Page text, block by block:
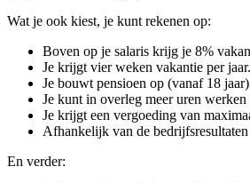
Wat je ook kiest, je kunt rekenen op:
Boven op je salaris krijg je 8%
Je krijgt vier weken vakantie per jaar.
Je bouwt pensioen op (vanaf 18
Je kunt in overleg meer uren
Je krijgt een vergoeding van
Afhankelijk van de
En verder: